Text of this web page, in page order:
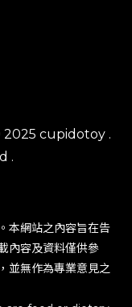
cupidotoy .
.
本網站之內容旨在告
內容及資料僅供參
並無作為專業意見之